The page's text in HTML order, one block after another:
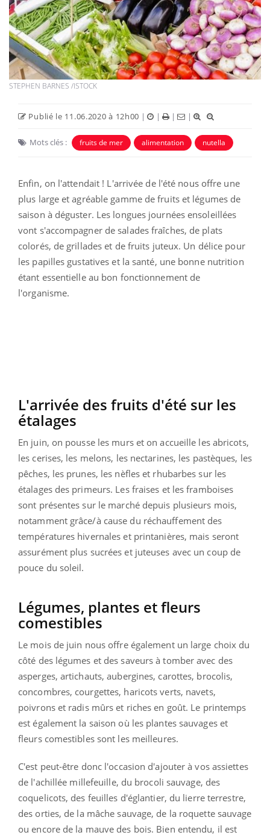
STEPHEN BARNES /ISTOCK
Publié le 11.06.2020 à 12h00 | | | |
Mots clés : fruits de mer alimentation nutella
Enfin, on l'attendait ! L'arrivée de l'été nous offre une
plus large et agréable gamme de fruits et légumes de
saison à déguster. Les longues journées ensoleillées
vont s'accompagner de salades fraîches, de plats
colorés, de grillades et de fruits juteux. Un délice pour
les papilles gustatives et la santé, une bonne nutrition
étant essentielle au bon fonctionnement de
l'organisme.
L'arrivée des fruits d'été sur les
étalages
En juin, on pousse les murs et on accueille les abricots,
les cerises, les melons, les nectarines, les pastèques, les
pêches, les prunes, les nèfles et rhubarbes sur les
étalages des primeurs. Les fraises et les framboises
sont présentes sur le marché depuis plusieurs mois,
notamment grâce/à cause du réchauffement des
températures hivernales et printanières, mais seront
assurément plus sucrées et juteuses avec un coup de
pouce du soleil.
Légumes, plantes et fleurs
comestibles
Le mois de juin nous offre également un large choix du
côté des légumes et des saveurs à tomber avec des
asperges, artichauts, aubergines, carottes, brocolis,
concombres, courgettes, haricots verts, navets,
poivrons et radis mûrs et riches en goût. Le printemps
est également la saison où les plantes sauvages et
fleurs comestibles sont les meilleures.
C'est peut-être donc l'occasion d'ajouter à vos assiettes
de l'achillée millefeuille, du brocoli sauvage, des
coquelicots, des feuilles d'églantier, du lierre terrestre,
des orties, de la mâche sauvage, de la roquette sauvage
ou encore de la mauve des bois. Bien entendu, il est